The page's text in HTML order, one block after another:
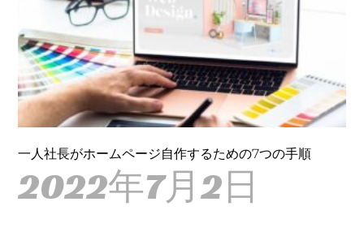
一人社長がホームページ自作するための7つの手順
2022年7月2日